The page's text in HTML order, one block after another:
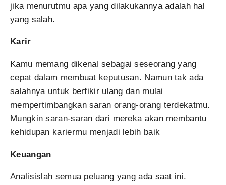
jika menurutmu apa yang dilakukannya adalah hal
yang salah.
Karir
Kamu memang dikenal sebagai seseorang yang
cepat dalam membuat keputusan. Namun tak ada
salahnya untuk berfikir ulang dan mulai
mempertimbangkan saran orang-orang terdekatmu.
Mungkin saran-saran dari mereka akan membantu
kehidupan kariermu menjadi lebih baik
Keuangan
Analisislah semua peluang yang ada saat ini.